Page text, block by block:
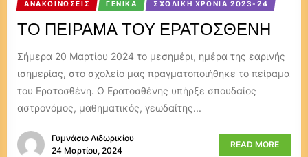
ΑΝΑΚΟΙΝΏΣΕΙΣ ΓΕΝΙΚΆ ΣΧΟΛΙΚΉ ΧΡΟΝΙΆ 2023-24
ΤΟ ΠΕΊΡΑΜΑ ΤΟΥ ΕΡΑΤΟΣΘΈΝΗ
Σήμερα 20 Μαρτίου 2024 το μεσημέρι, ημέρα της εαρινής
ισημερίας, στο σχολείο μας πραγματοποιήθηκε το πείραμα
του Ερατοσθένη. Ο Ερατοσθένης υπήρξε σπουδαίος
αστρονόμος, μαθηματικός, γεωδαίτης...
Γυμνάσιο Λιδωρικίου
24 Μαρτίου, 2024
READ MORE